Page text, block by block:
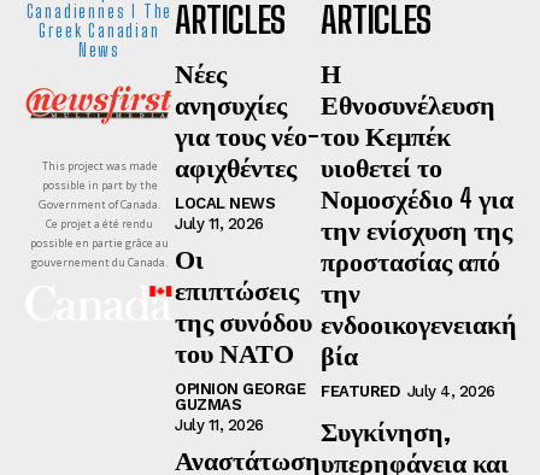
Canadiennes I The
Greek Canadian
News
This project was made
possible in part by the
Government of Canada.
Ce projet a été rendu
possible en partie grâce au
gouvernement du Canada.
ARTICLES
Νέες
ανησυχίες
για τους νέο-
αφιχθέντες
LOCAL NEWS
July 11, 2026
Οι
επιπτώσεις
της συνόδου
του ΝΑΤΟ
OPINION GEORGE
GUZMAS
July 11, 2026
Αναστάτωση
ARTICLES
Η
Εθνοσυνέλευση
του Κεμπέκ
υιοθετεί το
Νομοσχέδιο 4 για
την ενίσχυση της
προστασίας από
την
ενδοοικογενειακή
βία
FEATURED July 4, 2026
Συγκίνηση,
υπερηφάνεια και